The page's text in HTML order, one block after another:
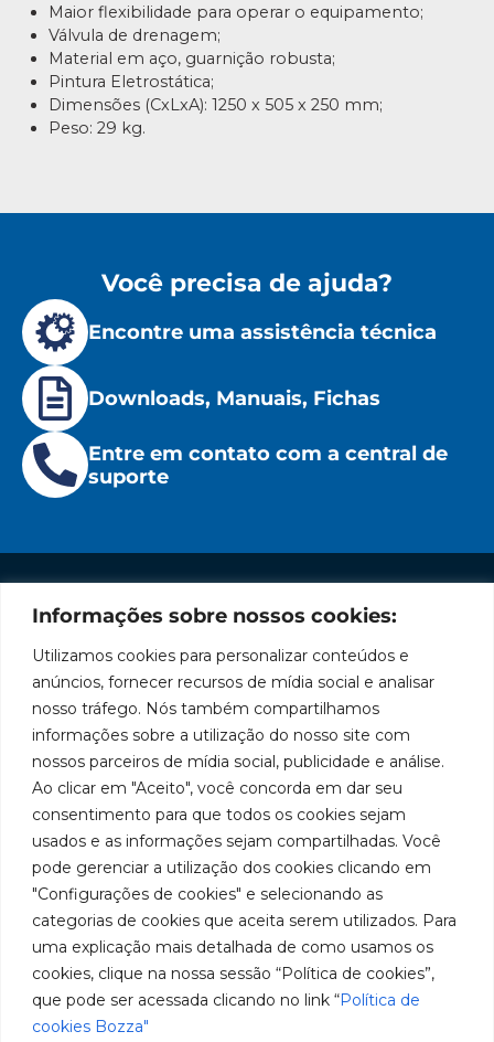
Informações sobre nossos cookies:
Utilizamos cookies para personalizar conteúdos e
anúncios, fornecer recursos de mídia social e analisar
nosso tráfego. Nós também compartilhamos
informações sobre a utilização do nosso site com
nossos parceiros de mídia social, publicidade e análise.
Ao clicar em "Aceito", você concorda em dar seu
consentimento para que todos os cookies sejam
usados e as informações sejam compartilhadas. Você
pode gerenciar a utilização dos cookies clicando em
"Configurações de cookies" e selecionando as
categorias de cookies que aceita serem utilizados. Para
uma explicação mais detalhada de como usamos os
cookies, clique na nossa sessão “Política de cookies”,
que pode ser acessada clicando no link “Política de
cookies Bozza"
Maior flexibilidade para operar o equipamento;
Válvula de drenagem;
Material em aço, guarnição robusta;
Pintura Eletrostática;
Dimensões (CxLxA): 1250 x 505 x 250 mm;
Peso: 29 kg.
Você precisa de ajuda?
Encontre uma assistência técnica
Downloads, Manuais, Fichas
Entre em contato com a central de
suporte
Marca
líder
em
fabricação
de
equipamentos
para
lubrificação
e
abastecimento
da
América
Políticas
Privacidade
Políticas
de
Cookies
Institucional
A Bozza
Produtos
Soluções
Assistências
Técnicas
Seja um
representante
Trabalhe
Conosco
Localização
Rua
Tiradentes,
931 – Anexo
Franchini,
50/96
Bairro: Santa
Terezinha
São Bernardo
do Campo –
SP
Fale
Conosco
SAC: 0800
019 5050
Redes
Facebook
LinkedIn
Instagram